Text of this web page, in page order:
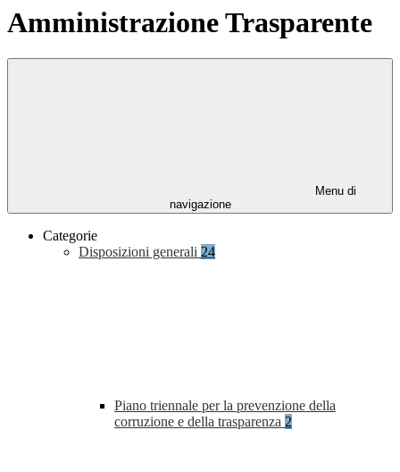
Amministrazione Trasparente
Menu di
navigazione
Categorie
Disposizioni generali 24
Piano triennale per la prevenzione della
corruzione e della trasparenza 2